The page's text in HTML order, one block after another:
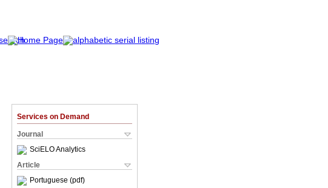
Services on Demand
Journal
SciELO Analytics
Article
Portuguese (pdf)